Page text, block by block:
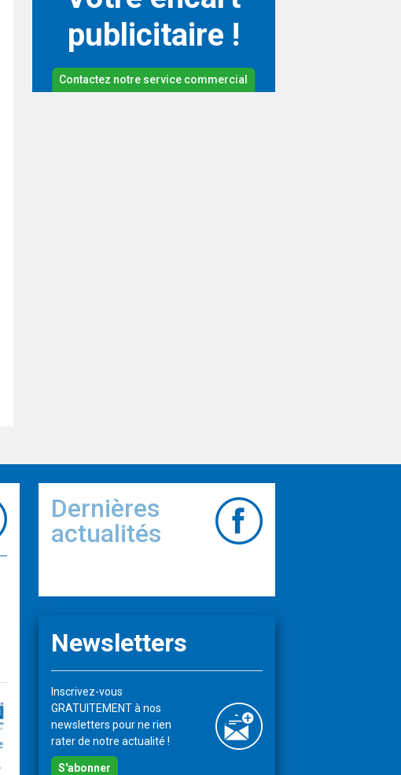
publicitaire !
Contactez notre service commercial
Dernières
actualités
Newsletters
Inscrivez-vous
GRATUITEMENT à nos
newsletters pour ne rien
rater de notre actualité !
S'abonner